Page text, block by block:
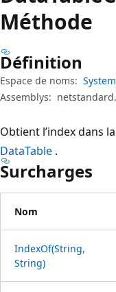
Méthode
Définition
Espace de noms:
Assemblys:
Obtient l’index dans
DataTable .
Surcharges
Nom
IndexOf(String,
String)